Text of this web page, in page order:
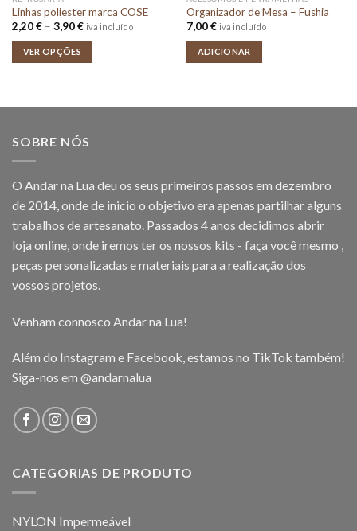
Linhas poliester marca COSE
2,20€ – 3,90€Price
3,90 €
iva incluído
VER OPÇÕES
Organizador de Mesa – Fushia
7,00€ iva incluído
ADICIONAR
SOBRE NÓS
O Andar na Lua deu os seus primeiros passos em dezembro
de 2014, onde de inicio o objetivo era apenas partilhar alguns
trabalhos de artesanato. Passados 4 anos decidimos abrir
loja online, onde iremos ter os nossos kits - faça você mesmo ,
peças personalizadas e materiais para a realização dos
vossos projetos.
Venham connosco Andar na Lua!
Além do Instagram e Facebook, estamos no TikTok também!
Siga-nos em @andarnalua
CATEGORIAS DE PRODUTO
NYLON Impermeável